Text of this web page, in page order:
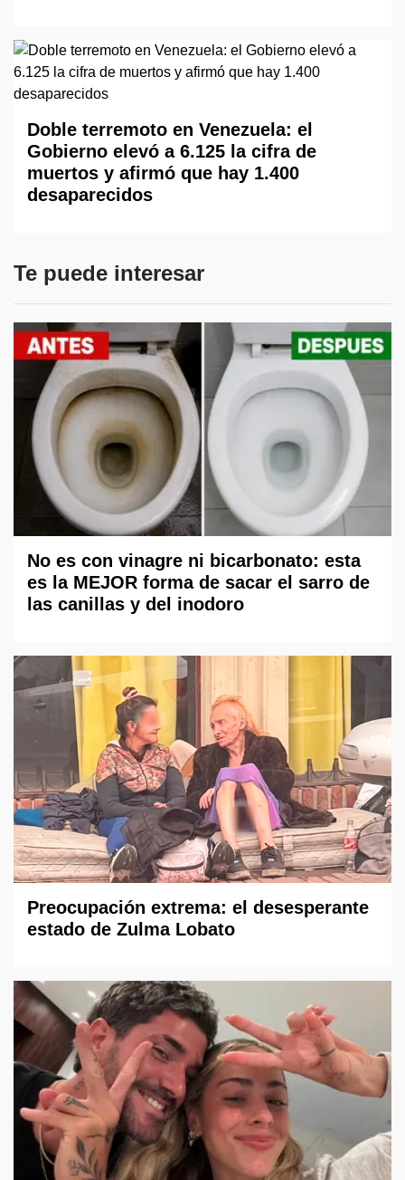
Doble terremoto en Venezuela: el
Gobierno elevó a 6.125 la cifra de
muertos y afirmó que hay 1.400
desaparecidos
Te puede interesar
No es con vinagre ni bicarbonato: esta
es la MEJOR forma de sacar el sarro de
las canillas y del inodoro
Preocupación extrema: el desesperante
estado de Zulma Lobato